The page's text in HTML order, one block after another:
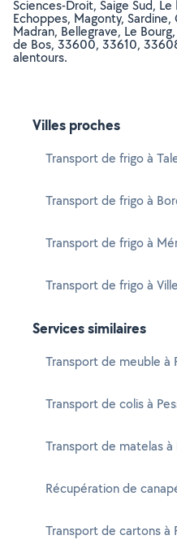
Sciences-Droit, Saige Sud,
Echoppes, Magonty,
Madran, Bellegrave, Le
de Bos, 33600, 33610,
alentours.
Villes proches
Transport de frigo à
Transport de frigo à
Transport de frigo à
Transport de frigo à
Services similaires
Transport de meuble à
Transport de colis à
Transport de matelas à
Récupération de
Transport de cartons à